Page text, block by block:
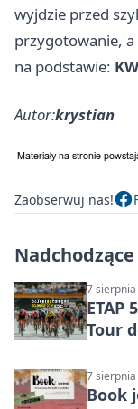
wyjdzie przed
przygotowanie, a
na podstawie:
Autor:krystian
Zaobserwuj nas!
7
ETAP
Tour
7
Book